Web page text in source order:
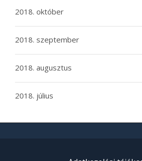
2018. október
2018. szeptember
2018. augusztus
2018. július